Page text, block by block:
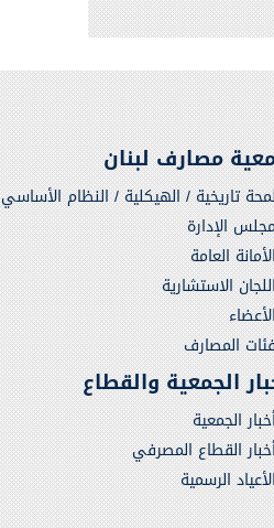
مصارف لبنان
تاريخية / الهيكلية / النظام الأساسي
الإدارة
العامة
الاستشارية
المصارف
الجمعية والقطاع
الجمعية
القطاع المصرفي
الرسمية